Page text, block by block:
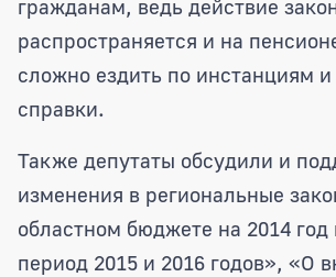
гражданам, ведь действие
распространяется и на
сложно ездить по инстанциям и
справки.
Также депутаты обсудили и
изменения в региональные
областном бюджете на 2014
период 2015 и 2016 годов», «О